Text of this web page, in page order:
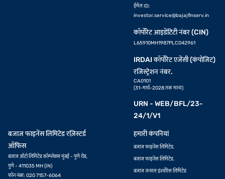
ईमेल ID:
investor.service@bajajfinserv.in
कॉर्पोरेट आइडेंटिटी नंबर (CIN)
L65910MH1987PLC042961
IRDAI कॉर्पोरेट एजेंसी (कंपोजिट)
रजिस्ट्रेशन नंबर.
CA0101
(31-मार्च-2028 तक मान्य)
URN - WEB/BFL/23-
24/1/V1
बजाज फाइनेंस लिमिटेड रज़िस्टर्ड
ऑफिस
बजाज ऑटो लिमिटेड कॉम्प्लेक्स मुंबई - पुणे रोड,
पुणे - 411035 MH (IN)
फोन नंबर: 020 7157-6064
हमारी कंपनियां
बजाज फाइनेंस लिमिटेड.
बजाज फाइनेंस लिमिटेड.
बजाज जनरल इंश्योरेंस लिमिटेड